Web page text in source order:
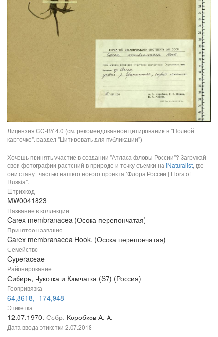
Лицензия CC-BY 4.0 (см. рекомендованное цитирование в "Полной
карточке", раздел "Цитировать для публикации")
Хочешь принять участие в создании "Атласа флоры России"? Загружай
свои фотографии растений в природе и точку съемки на iNaturalist, где
они станут частью нашего нового проекта "Флора России | Flora of
Russia".
Штрихкод
MW0041823
Название в коллекции
Carex membranacea (Осока перепончатая)
Принятое название
Carex membranacea Hook. (Осока перепончатая)
Семейство
Cyperaceae
Районирование
Сибирь, Чукотка и Камчатка (S7) (Россия)
Геопривязка
64,8618, -174,948
Этикетка
12.07.1970. Собр. Коробков А. А.
Дата ввода этикетки 2.07.2018